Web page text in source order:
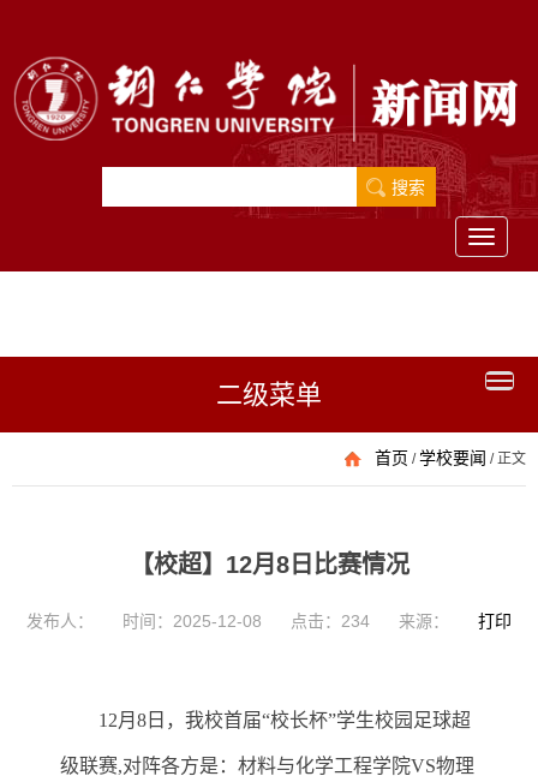
Toggle
二级菜单
首页 /学校要闻 /正文
【校超】12月8日比赛情况
发布人： 时间：2025-12-08 点击： 234 来源： 打印
12月8日，我校首届“校长杯”学生校园足球超
级联赛,对阵各方是：材料与化学工程学院VS物理